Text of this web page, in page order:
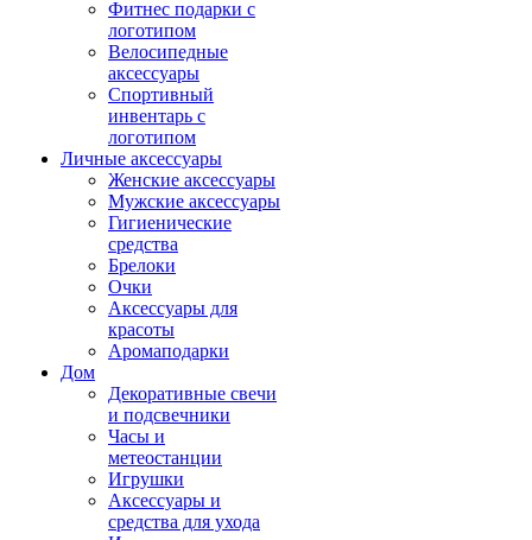
Фитнес подарки с
логотипом
Велосипедные
аксессуары
Спортивный
инвентарь с
логотипом
Личные аксессуары
Женские аксессуары
Мужские аксессуары
Гигиенические
средства
Брелоки
Очки
Аксессуары для
красоты
Аромаподарки
Дом
Декоративные свечи
и подсвечники
Часы и
метеостанции
Игрушки
Аксессуары и
средства для ухода